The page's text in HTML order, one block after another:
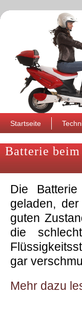
Startseite
Batterie
Die
geladen,
guten
die
gar
Mehr dazu